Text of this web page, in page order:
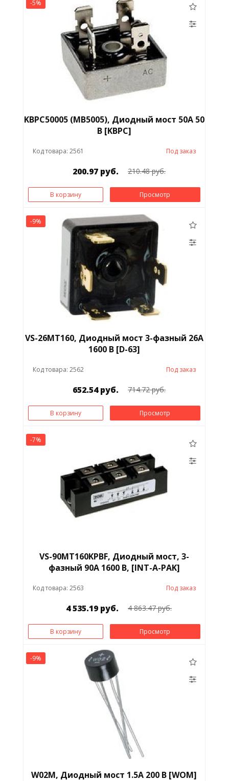
-5%
KBPC50005 (MB5005), Диодный мост 50А 50
В [KBPC]
Код товара: 2561 Под заказ
200.97 руб. 210.48 руб.
В корзину Просмотр
-9%
VS-26MT160, Диодный мост 3-фазный 26А
1600 В [D-63]
Код товара: 2562 Под заказ
652.54 руб. 714.72 руб.
В корзину Просмотр
-7%
VS-90MT160KPBF, Диодный мост, 3-
фазный 90А 1600 В, [INT-A-PAK]
Код товара: 2563 Под заказ
4 535.19 руб. 4 863.47 руб.
В корзину Просмотр
-9%
W02M, Диодный мост 1.5А 200 В [WOM]